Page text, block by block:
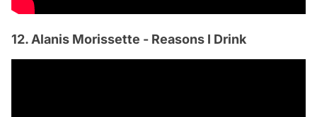
12. Alanis Morissette - Reasons I Drink